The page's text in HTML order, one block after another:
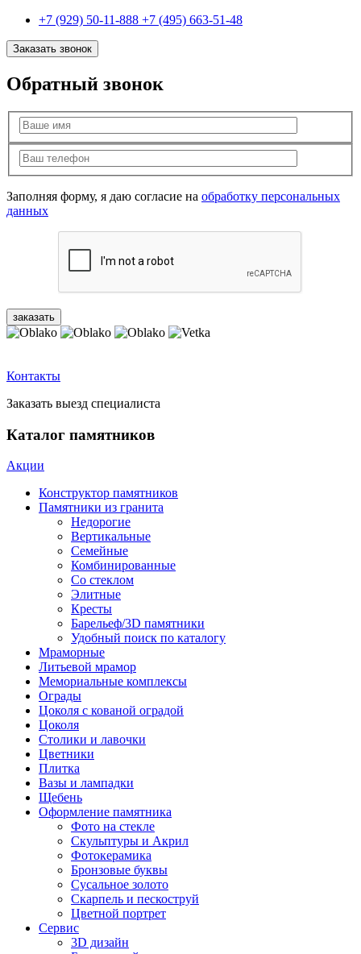
+7 (929) 50-11-888 +7 (495) 663-51-48
Заказать звонок
Обратный звонок
Заполняя форму, я даю согласие на обработку персональных
данных
Контакты
Заказать выезд специалиста
Каталог памятников
Акции
Конструктор памятников
Памятники из гранита
Недорогие
Вертикальные
Семейные
Комбинированные
Со стеклом
Элитные
Кресты
Барельеф/3D памятники
Удобный поиск по каталогу
Мраморные
Литьевой мрамор
Мемориальные комплексы
Ограды
Цоколя с кованой оградой
Цоколя
Столики и лавочки
Цветники
Плитка
Вазы и лампадки
Щебень
Оформление памятника
Фото на стекле
Скульптуры и Акрил
Фотокерамика
Бронзовые буквы
Сусальное золото
Скарпель и пескоструй
Цветной портрет
Сервис
3D дизайн